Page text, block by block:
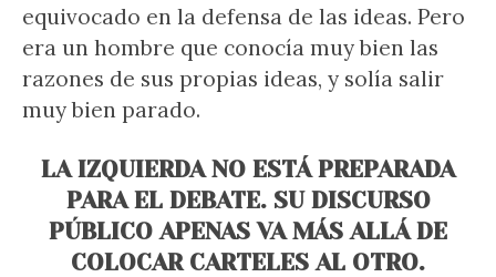
equivocado en la defensa de las ideas. Pero
era un hombre que conocía muy bien las
razones de sus propias ideas, y solía salir
muy bien parado.
LA IZQUIERDA NO ESTÁ PREPARADA
PARA EL DEBATE. SU DISCURSO
PÚBLICO APENAS VA MÁS ALLÁ DE
COLOCAR CARTELES AL OTRO.